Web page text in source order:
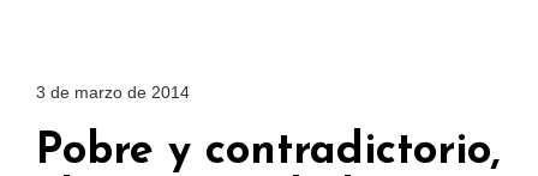
3 de marzo de 2014
Pobre y contradictorio,